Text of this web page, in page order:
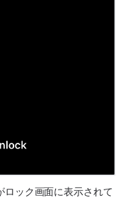
ック画面に表示されて